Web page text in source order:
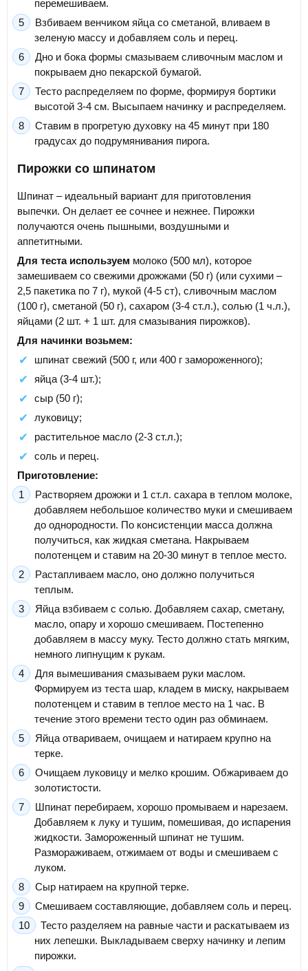
перемешиваем.
Взбиваем венчиком яйца со сметаной, вливаем в
зеленую массу и добавляем соль и перец.
Дно и бока формы смазываем сливочным маслом и
покрываем дно пекарской бумагой.
Тесто распределяем по форме, формируя бортики
высотой 3-4 см. Высыпаем начинку и распределяем.
Ставим в прогретую духовку на 45 минут при 180
градусах до подрумянивания пирога.
Пирожки со шпинатом
Шпинат – идеальный вариант для приготовления
выпечки. Он делает ее сочнее и нежнее. Пирожки
получаются очень пышными, воздушными и
аппетитными.
Для теста используем молоко (500 мл), которое
замешиваем со свежими дрожжами (50 г) (или сухими –
2,5 пакетика по 7 г), мукой (4-5 ст), сливочным маслом
(100 г), сметаной (50 г), сахаром (3-4 ст.л.), солью (1 ч.л.),
яйцами (2 шт. + 1 шт. для смазывания пирожков).
Для начинки возьмем:
шпинат свежий (500 г, или 400 г замороженного);
яйца (3-4 шт.);
сыр (50 г);
луковицу;
растительное масло (2-3 ст.л.);
соль и перец.
Приготовление:
Растворяем дрожжи и 1 ст.л. сахара в теплом молоке,
добавляем небольшое количество муки и смешиваем
до однородности. По консистенции масса должна
получиться, как жидкая сметана. Накрываем
полотенцем и ставим на 20-30 минут в теплое место.
Растапливаем масло, оно должно получиться
теплым.
Яйца взбиваем с солью. Добавляем сахар, сметану,
масло, опару и хорошо смешиваем. Постепенно
добавляем в массу муку. Тесто должно стать мягким,
немного липнущим к рукам.
Для вымешивания смазываем руки маслом.
Формируем из теста шар, кладем в миску, накрываем
полотенцем и ставим в теплое место на 1 час. В
течение этого времени тесто один раз обминаем.
Яйца отвариваем, очищаем и натираем крупно на
терке.
Очищаем луковицу и мелко крошим. Обжариваем до
золотистости.
Шпинат перебираем, хорошо промываем и нарезаем.
Добавляем к луку и тушим, помешивая, до испарения
жидкости. Замороженный шпинат не тушим.
Размораживаем, отжимаем от воды и смешиваем с
луком.
Сыр натираем на крупной терке.
Смешиваем составляющие, добавляем соль и перец.
Тесто разделяем на равные части и раскатываем из
них лепешки. Выкладываем сверху начинку и лепим
пирожки.